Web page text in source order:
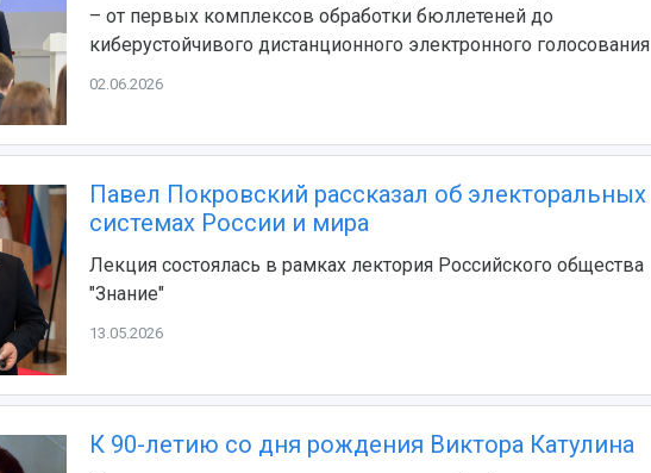
– от первых комплексов обработки бюллетеней до
киберустойчивого дистанционного электронного голосования
02.06.2026
Павел Покровский рассказал об электоральных
системах России и мира
Лекция состоялась в рамках лектория Российского общества
"Знание"
13.05.2026
К 90-летию со дня рождения Виктора Катулина